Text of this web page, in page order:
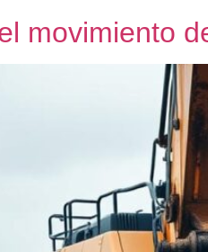
movimiento